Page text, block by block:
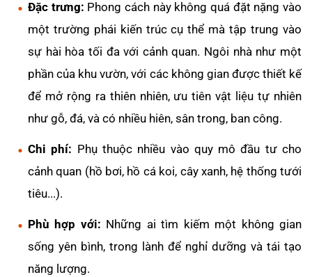
Đặc trưng: Phong cách này không quá đặt nặng vào
một trường phái kiến trúc cụ thể mà tập trung vào
sự hài hòa tối đa với cảnh quan. Ngôi nhà như một
phần của khu vườn, với các không gian được thiết kế
để mở rộng ra thiên nhiên, ưu tiên vật liệu tự nhiên
như gỗ, đá, và có nhiều hiên, sân trong, ban công.
Chi phí: Phụ thuộc nhiều vào quy mô đầu tư cho
cảnh quan (hồ bơi, hồ cá koi, cây xanh, hệ thống tưới
tiêu...).
Phù hợp với: Những ai tìm kiếm một không gian
sống yên bình, trong lành để nghỉ dưỡng và tái tạo
năng lượng.